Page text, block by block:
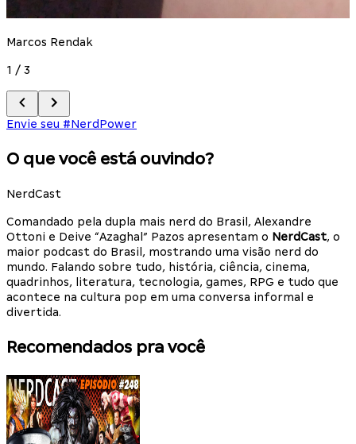
Marcos Rendak
1 / 3
Envie seu #NerdPower
O que você está ouvindo?
NerdCast
Comandado pela dupla mais nerd do Brasil, Alexandre
Ottoni e Deive “Azaghal” Pazos apresentam o NerdCast, o
maior podcast do Brasil, mostrando uma visão nerd do
mundo. Falando sobre tudo, história, ciência, cinema,
quadrinhos, literatura, tecnologia, games, RPG e tudo que
acontece na cultura pop em uma conversa informal e
divertida.
Recomendados pra você